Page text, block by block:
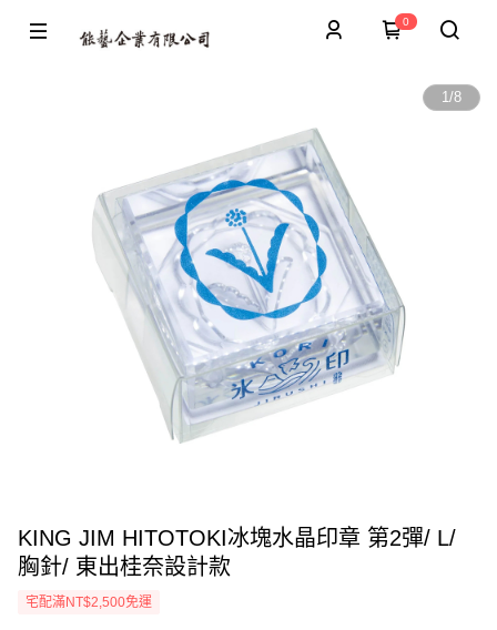
0
1/8
KING JIM HITOTOKI冰塊水晶印章 第2彈/ L/
胸針/ 東出桂奈設計款
宅配滿NT$2,500免運